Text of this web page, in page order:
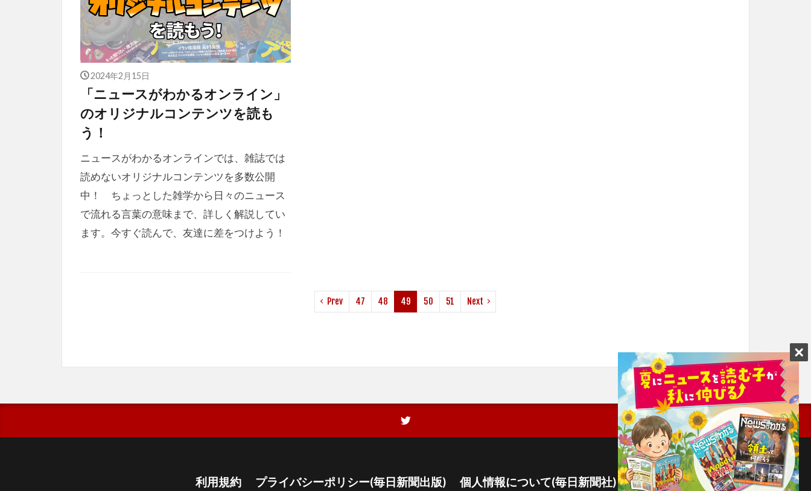
2024年2月15日
「ニュースがわかるオンライン」
のオリジナルコンテンツを読も
う！
ニュースがわかるオンラインでは、雑誌では
読めないオリジナルコンテンツを多数公開
中！ ちょっとした雑学から日々のニュース
で流れる言葉の意味まで、詳しく解説してい
ます。今すぐ読んで、友達に差をつけよう！
Prev 47 48 49 50 51 Next
利用規約 プライバシーポリシー(毎日新聞出版) 個人情報について(毎日新聞社)